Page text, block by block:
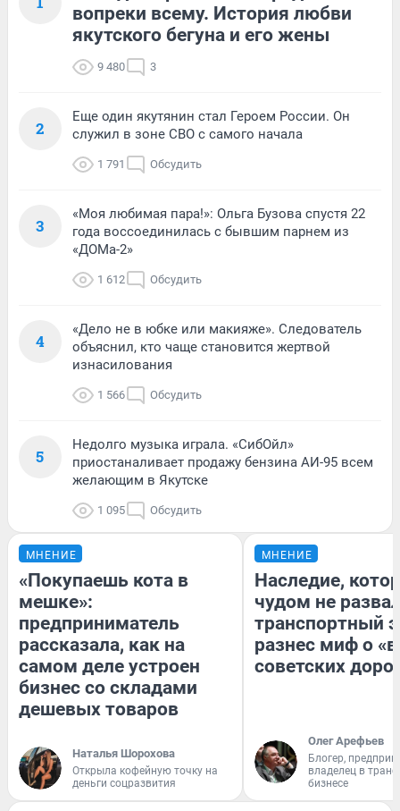
вопреки всему. История любви
якутского бегуна и его жены
9 480 3
2
Еще один якутянин стал Героем России. Он
служил в зоне СВО с самого начала
1 791 Обсудить
3
«Моя любимая пара!»: Ольга Бузова спустя 22
года воссоединилась с бывшим парнем из
«ДОМа-2»
1 612 Обсудить
4
«Дело не в юбке или макияже». Следователь
объяснил, кто чаще становится жертвой
изнасилования
1 566 Обсудить
5
Недолго музыка играла. «СибОйл»
приостаналивает продажу бензина АИ-95 всем
желающим в Якутске
1 095 Обсудить
МНЕНИЕ
«Покупаешь кота в
мешке»:
предприниматель
рассказала, как на
самом деле устроен
бизнес со складами
дешевых товаров
Наталья Шорохова
Открыла кофейную точку на
деньги соцразвития
МНЕНИЕ
Наследие,
чудом не
транспортный
разнес миф о
советских
Олег Арефьев
Блогер,
владелец в
бизнесе